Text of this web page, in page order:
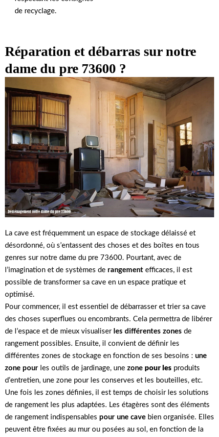
de recyclage.
Réparation et débarras sur notre
dame du pre 73600 ?
La cave est fréquemment un espace de stockage délaissé et
désordonné, où s’entassent des choses et des boîtes en tous
genres sur notre dame du pre 73600. Pourtant, avec de
l’imagination et de systèmes de rangement efficaces, il est
possible de transformer sa cave en un espace pratique et
optimisé.
Pour commencer, il est essentiel de débarrasser et trier sa cave
des choses superflues ou encombrants. Cela permettra de libérer
de l’espace et de mieux visualiser les différentes zones de
rangement possibles. Ensuite, il convient de définir les
différentes zones de stockage en fonction de ses besoins : une
zone pour les outils de jardinage, une zone pour les produits
d’entretien, une zone pour les conserves et les bouteilles, etc.
Une fois les zones définies, il est temps de choisir les solutions
de rangement les plus adaptées. Les étagères sont des éléments
de rangement indispensables pour une cave bien organisée. Elles
peuvent être fixées au mur ou posées au sol, en fonction de la